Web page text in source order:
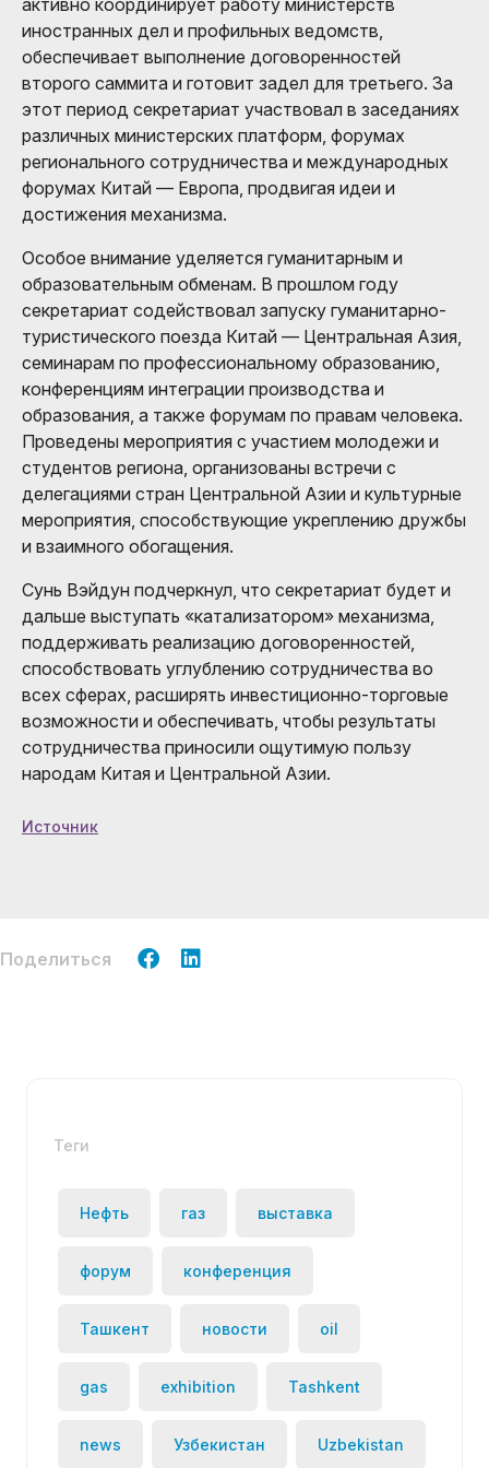
активно координирует работу министерств
иностранных дел и профильных ведомств,
обеспечивает выполнение договоренностей
второго саммита и готовит задел для третьего. За
этот период секретариат участвовал в заседаниях
различных министерских платформ, форумах
регионального сотрудничества и международных
форумах Китай — Европа, продвигая идеи и
достижения механизма.
Особое внимание уделяется гуманитарным и
образовательным обменам. В прошлом году
секретариат содействовал запуску гуманитарно-
туристического поезда Китай — Центральная Азия,
семинарам по профессиональному образованию,
конференциям интеграции производства и
образования, а также форумам по правам человека.
Проведены мероприятия с участием молодежи и
студентов региона, организованы встречи с
делегациями стран Центральной Азии и культурные
мероприятия, способствующие укреплению дружбы
и взаимного обогащения.
Сунь Вэйдун подчеркнул, что секретариат будет и
дальше выступать «катализатором» механизма,
поддерживать реализацию договоренностей,
способствовать углублению сотрудничества во
всех сферах, расширять инвестиционно-торговые
возможности и обеспечивать, чтобы результаты
сотрудничества приносили ощутимую пользу
народам Китая и Центральной Азии.
Источник
Поделиться
Теги
Нефть газ выставка
форум конференция
Ташкент новости oil
gas exhibition Tashkent
news Узбекистан Uzbekistan